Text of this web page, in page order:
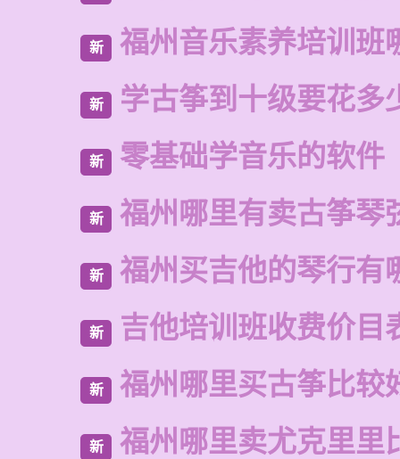
新 福州音乐素养培训班
新 学古筝到十级要花多
新 零基础学音乐的软件
新 福州哪里有卖古筝琴
新 福州买吉他的琴行有
新 吉他培训班收费价目
新 福州哪里买古筝比较
新 福州哪里卖尤克里里